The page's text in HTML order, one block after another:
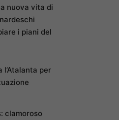
nuova vita di
i piani del
l’Atalanta per
clamoroso